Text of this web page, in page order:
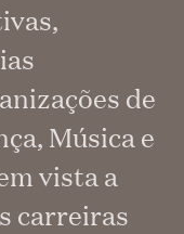
de
Música e
vista a
carreiras